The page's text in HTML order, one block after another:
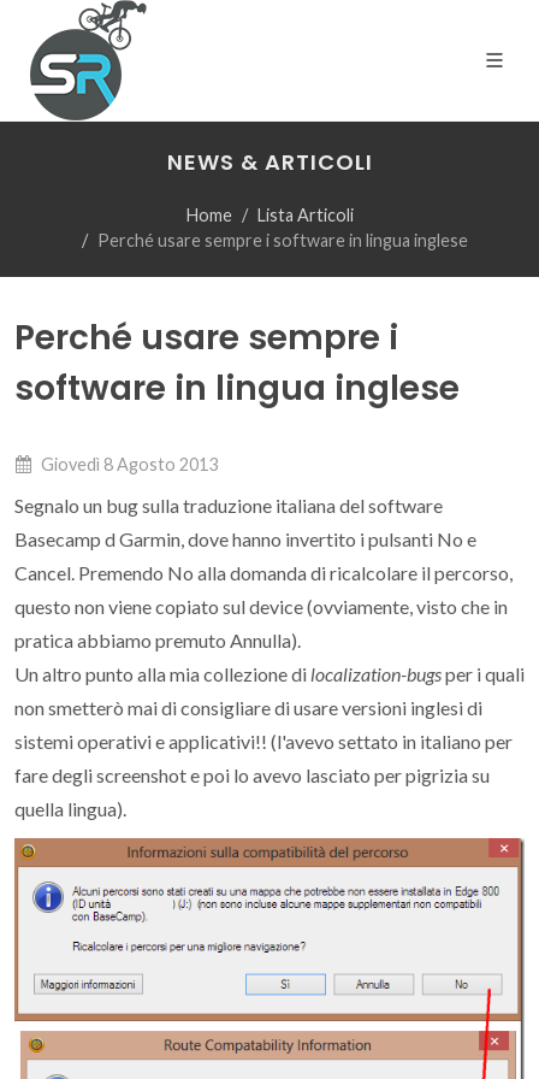
NEWS & ARTICOLI
Home
Lista Articoli
Perché usare sempre i software in lingua inglese
Perché usare sempre i
software in lingua inglese
Giovedì 8 Agosto 2013
Segnalo un bug sulla traduzione italiana del software
Basecamp d Garmin, dove hanno invertito i pulsanti No e
Cancel. Premendo No alla domanda di ricalcolare il percorso,
questo non viene copiato sul device (ovviamente, visto che in
pratica abbiamo premuto Annulla).
Un altro punto alla mia collezione di localization-bugsper i quali
non smetterò mai di consigliare di usare versioni inglesi di
sistemi operativi e applicativi!! (l'avevo settato in italiano per
fare degli screenshot e poi lo avevo lasciato per pigrizia su
quella lingua).